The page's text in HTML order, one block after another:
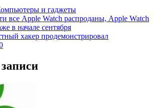
и гаджеты
все Apple Watch распроданы, Apple Watch
в начале сентября
хакер продемонстрировал